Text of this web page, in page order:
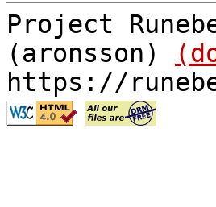
Project
(aronsson)
https://